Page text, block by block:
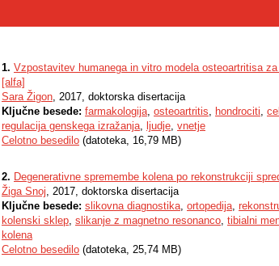
1. Vzpostavitev humanega in vitro modela osteoartritisa
[alfa]
Sara Žigon, 2017, doktorska disertacija
Ključne besede: farmakologija, osteoartritis, hondrociti,
regulacija genskega izražanja, ljudje, vnetje
Celotno besedilo (datoteka, 16,79 MB)
2. Degenerativne spremembe kolena po rekonstrukciji
Žiga Snoj, 2017, doktorska disertacija
Ključne besede: slikovna diagnostika, ortopedija,
kolenski sklep, slikanje z magnetno resonanco, tibialni
kolena
Celotno besedilo (datoteka, 25,74 MB)